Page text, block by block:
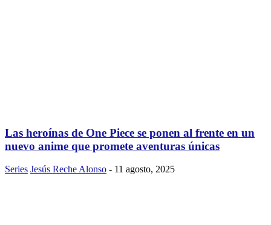
Las heroínas de One Piece se ponen al frente en un
nuevo anime que promete aventuras únicas
Series Jesús Reche Alonso - 11 agosto, 2025